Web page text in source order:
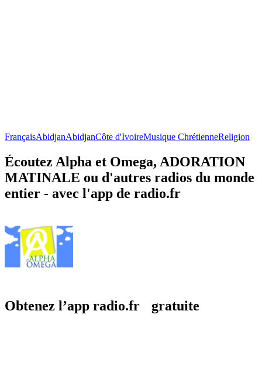
FrançaisAbidjanAbidjanCôte d'IvoireMusique ChrétienneReligion
Écoutez Alpha et Omega, ADORATION
MATINALE ou d'autres radios du monde
entier - avec l'app de radio.fr
Obtenez l’app radio.fr gratuite